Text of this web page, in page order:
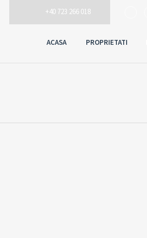
+40 723 266 018
ACASA PROPRIETATI